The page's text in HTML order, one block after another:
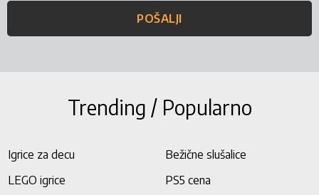
POŠALJI
Trending / Popularno
Igrice za decu
Bežične slušalice
LEGO igrice
PS5 cena